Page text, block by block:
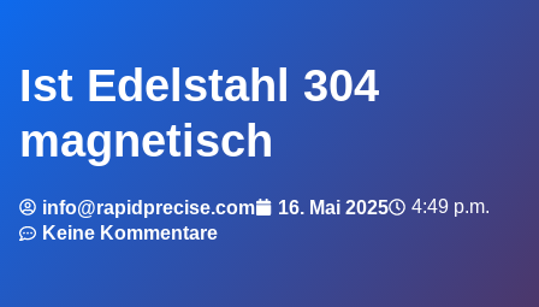
Ist Edelstahl 304
magnetisch
info@rapidprecise.com 16. Mai 2025
4:49 p.m.
Keine Kommentare